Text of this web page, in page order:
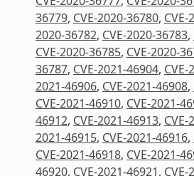
36779, CVE-2020-36780, CVE-
2020-36782, CVE-2020-36783,
CVE-2020-36785, CVE-2020-
36787, CVE-2021-46904,
2021-46906, CVE-2021-46908,
CVE-2021-46910, CVE-2021-
46912, CVE-2021-46913,
2021-46915, CVE-2021-46916,
CVE-2021-46918, CVE-2021-
46920, CVE-2021-46921,